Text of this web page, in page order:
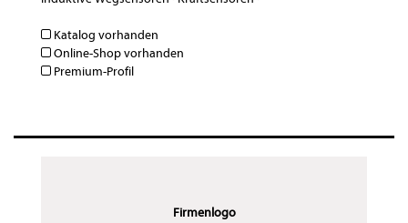
Katalog vorhanden
Online-Shop vorhanden
Premium-Profil
Firmenlogo